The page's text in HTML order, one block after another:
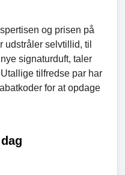
og prisen på
udstråler selvtillid, til
signaturduft, taler
tilfredse par har
for at opdage